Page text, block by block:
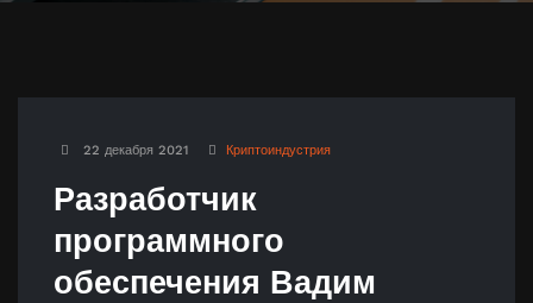
22 декабря 2021 Криптоиндустрия
Разработчик
программного
обеспечения Вадим